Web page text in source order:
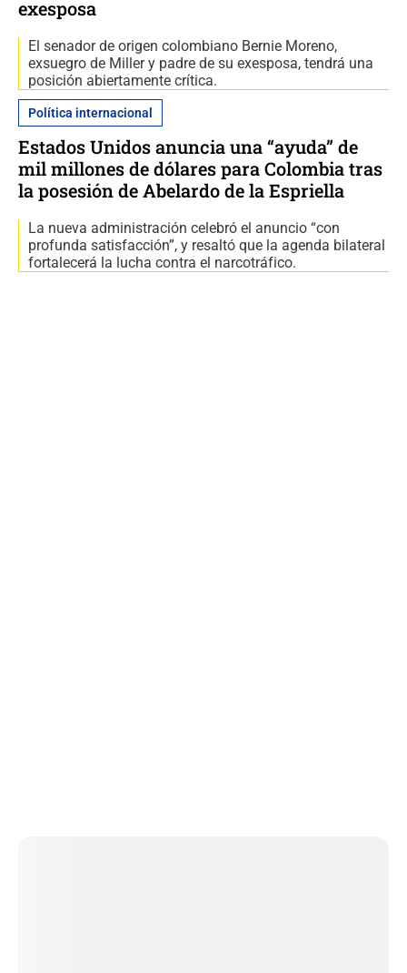
exesposa
El senador de origen colombiano Bernie Moreno,
exsuegro de Miller y padre de su exesposa, tendrá una
posición abiertamente crítica.
Política internacional
Estados Unidos anuncia una “ayuda” de
mil millones de dólares para Colombia tras
la posesión de Abelardo de la Espriella
La nueva administración celebró el anuncio “con
profunda satisfacción”, y resaltó que la agenda bilateral
fortalecerá la lucha contra el narcotráfico.